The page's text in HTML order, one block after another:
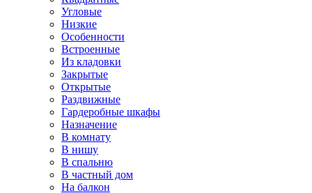
Угловые
Низкие
Особенности
Встроенные
Из кладовки
Закрытые
Открытые
Раздвижные
Гардеробные шкафы
Назначение
В комнату
В нишу
В спальню
В частный дом
На балкон